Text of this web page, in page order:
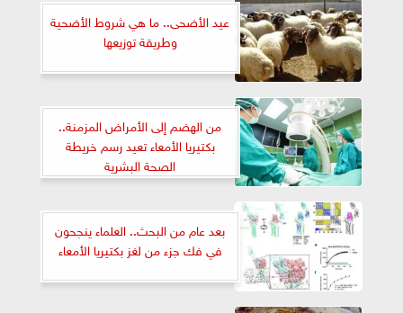
عيد الأضحى.. ما هي شروط الأضحية
وطريقة توزيعها
من الهضم إلى الأمراض المزمنة..
بكتيريا الأمعاء تعيد رسم خريطة
الصحة البشرية
بعد عام من البحث.. العلماء ينجحون
في فك جزء من لغز بكتيريا الأمعاء